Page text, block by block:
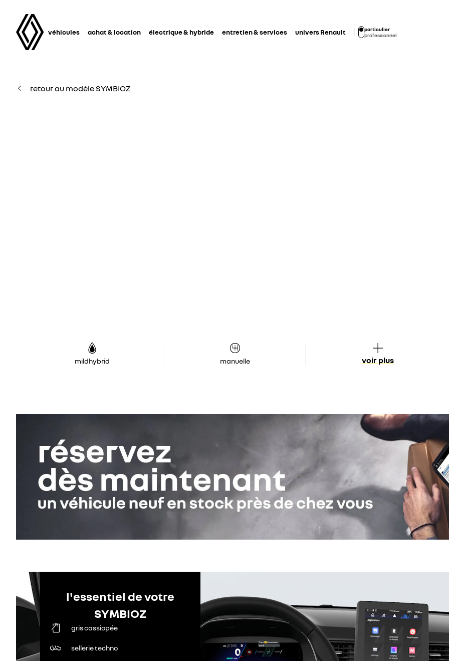
véhicules achat & location électrique & hybride entretien & services univers Renault
particulier
professionnel
retour au modèle SYMBIOZ
mildhybrid manuelle voir plus
l'essentiel de votre
SYMBIOZ
gris cassiopée
sellerie techno